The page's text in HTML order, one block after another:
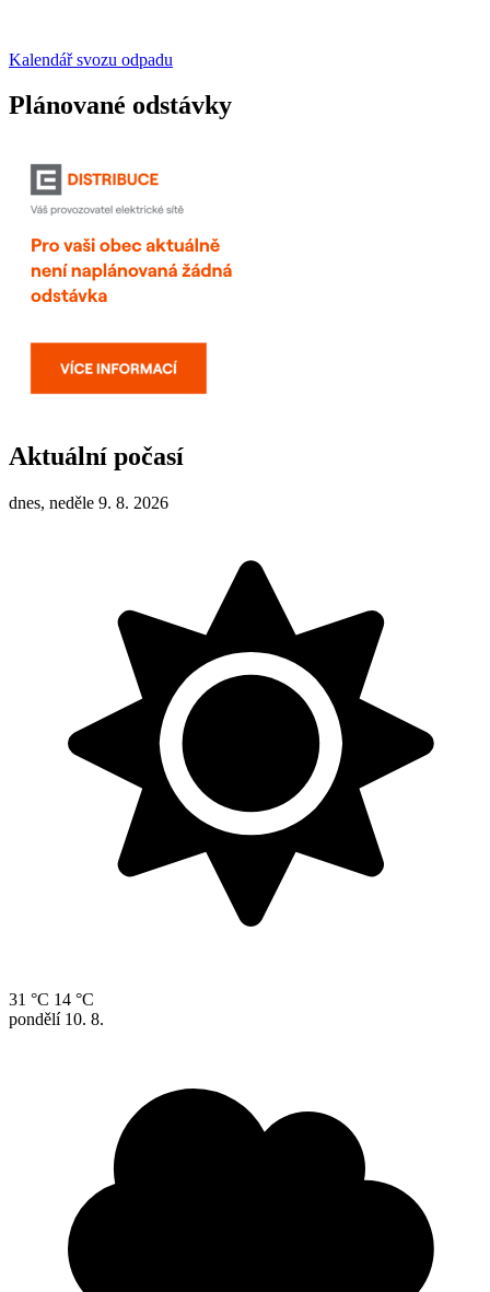
Kalendář svozu odpadu
Plánované odstávky
Aktuální počasí
dnes, neděle 9. 8. 2026
31 °C 14 °C
pondělí 10. 8.